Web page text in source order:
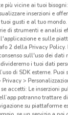
SCARICA
121 Treviso
più vicine ai tuoi
inserzioni e
gusti e al tuo mondo.
di strumenti e analisi
e sulle
2 della Privacy Policy.
sull'uso dei
i tuoi dati
di SDK esterne. Puoi
>
accetti: Le inserzioni
potranno trattare
su piattaforme